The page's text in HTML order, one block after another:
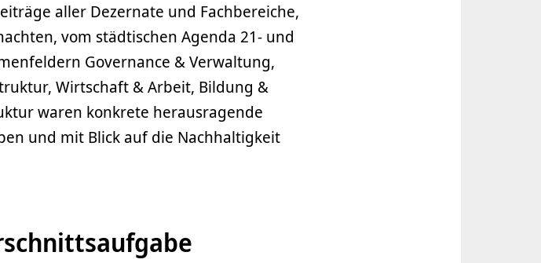
aller Dezernate und Fachbereiche,
vom städtischen Agenda 21- und
Governance & Verwaltung,
Wirtschaft & Arbeit, Bildung &
waren konkrete herausragende
und mit Blick auf die Nachhaltigkeit